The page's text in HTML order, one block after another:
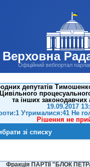
Верховна
Офіційний вебпортал
депутатів
та інших законодавчих
19.09.2017
Утрималися:41 Не
Рішення не
зі списку
Фракція ПАРТІЇ "БЛОК